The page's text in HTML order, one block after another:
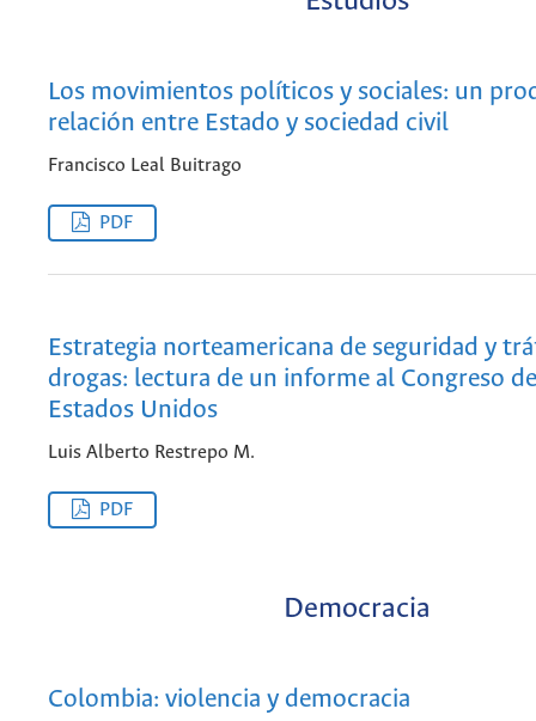
Los movimientos políticos y sociales: un
relación entre Estado y sociedad civil
Francisco Leal Buitrago
PDF
Estrategia norteamericana de seguridad y
drogas: lectura de un informe al Congreso
Estados Unidos
Luis Alberto Restrepo M.
PDF
Democracia
Colombia: violencia y democracia